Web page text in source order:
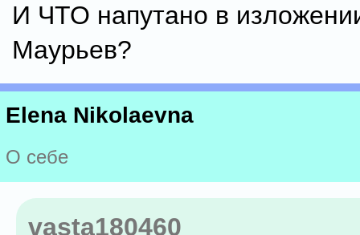
И ЧТО напутано в
Маурьев?
Elena Nikolaevna
О себе
vasta180460